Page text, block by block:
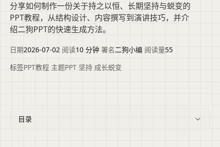
分享如何制作一份关于持之以恒、长期坚持与蜕变的
PPT教程，从结构设计、内容撰写到演讲技巧，并介
绍二狗PPT的快速生成方法。
日期2026-07-02 阅读10 分钟 署名二狗小编 阅读量55
标签PPT教程 主题PPT 坚持 成长蜕变
目录